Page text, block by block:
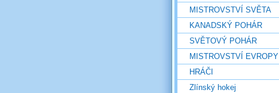
MISTROVSTVÍ SVĚTA
KANADSKÝ POHÁR
SVĚTOVÝ POHÁR
MISTROVSTVÍ EVROPY
HRÁČI
Zlínský hokej